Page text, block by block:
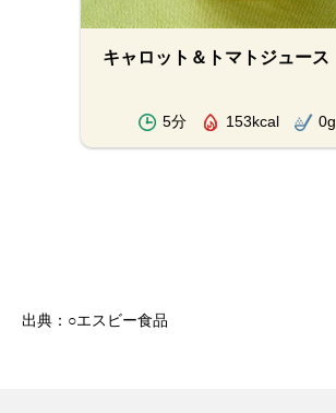
キャロット＆トマトジュース
5分 153kcal 0g
出典：○エスビー食品